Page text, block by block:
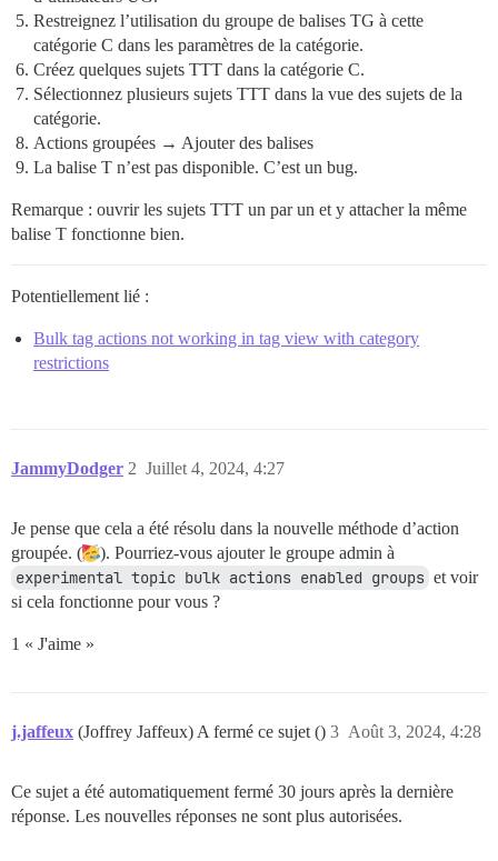
Restreignez l’utilisation du groupe de balises TG à cette
catégorie C dans les paramètres de la catégorie.
Créez quelques sujets TTT dans la catégorie C.
Sélectionnez plusieurs sujets TTT dans la vue des sujets de la
catégorie.
Actions groupées → Ajouter des balises
La balise T n’est pas disponible. C’est un bug.
Remarque : ouvrir les sujets TTT un par un et y attacher la même
balise T fonctionne bien.
Potentiellement lié :
Bulk tag actions not working in tag view with category
restrictions
JammyDodger Juillet 4, 2024, 4:27
2
Je pense que cela a été résolu dans la nouvelle méthode d’action
groupée. (
). Pourriez-vous ajouter le groupe admin à
experimental topic bulk actions enabled groups et voir
si cela fonctionne pour vous ?
1 « J'aime »
j.jaffeux (Joffrey Jaffeux) A fermé ce sujet () Août 3, 2024, 4:28
3
Ce sujet a été automatiquement fermé 30 jours après la dernière
réponse. Les nouvelles réponses ne sont plus autorisées.